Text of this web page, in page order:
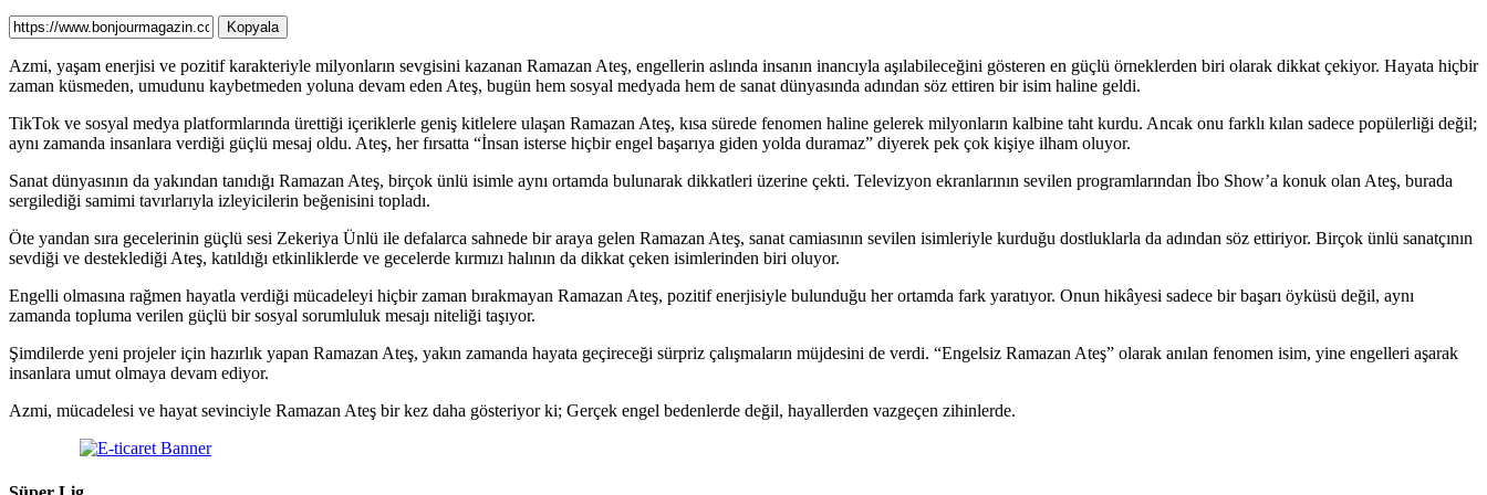
Kopyala
Azmi, yaşam enerjisi ve pozitif karakteriyle milyonların sevgisini kazanan Ramazan Ateş, engellerin aslında insanın inancıyla aşılabileceğini gösteren en güçlü örneklerden biri olarak dikkat çekiyor. Hayata hiçbir
zaman küsmeden, umudunu kaybetmeden yoluna devam eden Ateş, bugün hem sosyal medyada hem de sanat dünyasında adından söz ettiren bir isim haline geldi.
TikTok ve sosyal medya platformlarında ürettiği içeriklerle geniş kitlelere ulaşan Ramazan Ateş, kısa sürede fenomen haline gelerek milyonların kalbine taht kurdu. Ancak onu farklı kılan sadece popülerliği değil;
aynı zamanda insanlara verdiği güçlü mesaj oldu. Ateş, her fırsatta “İnsan isterse hiçbir engel başarıya giden yolda duramaz” diyerek pek çok kişiye ilham oluyor.
Sanat dünyasının da yakından tanıdığı Ramazan Ateş, birçok ünlü isimle aynı ortamda bulunarak dikkatleri üzerine çekti. Televizyon ekranlarının sevilen programlarından İbo Show’a konuk olan Ateş, burada
sergilediği samimi tavırlarıyla izleyicilerin beğenisini topladı.
Öte yandan sıra gecelerinin güçlü sesi Zekeriya Ünlü ile defalarca sahnede bir araya gelen Ramazan Ateş, sanat camiasının sevilen isimleriyle kurduğu dostluklarla da adından söz ettiriyor. Birçok ünlü sanatçının
sevdiği ve desteklediği Ateş, katıldığı etkinliklerde ve gecelerde kırmızı halının da dikkat çeken isimlerinden biri oluyor.
Engelli olmasına rağmen hayatla verdiği mücadeleyi hiçbir zaman bırakmayan Ramazan Ateş, pozitif enerjisiyle bulunduğu her ortamda fark yaratıyor. Onun hikâyesi sadece bir başarı öyküsü değil, aynı
zamanda topluma verilen güçlü bir sosyal sorumluluk mesajı niteliği taşıyor.
Şimdilerde yeni projeler için hazırlık yapan Ramazan Ateş, yakın zamanda hayata geçireceği sürpriz çalışmaların müjdesini de verdi. “Engelsiz Ramazan Ateş” olarak anılan fenomen isim, yine engelleri aşarak
insanlara umut olmaya devam ediyor.
Azmi, mücadelesi ve hayat sevinciyle Ramazan Ateş bir kez daha gösteriyor ki; Gerçek engel bedenlerde değil, hayallerden vazgeçen zihinlerde.